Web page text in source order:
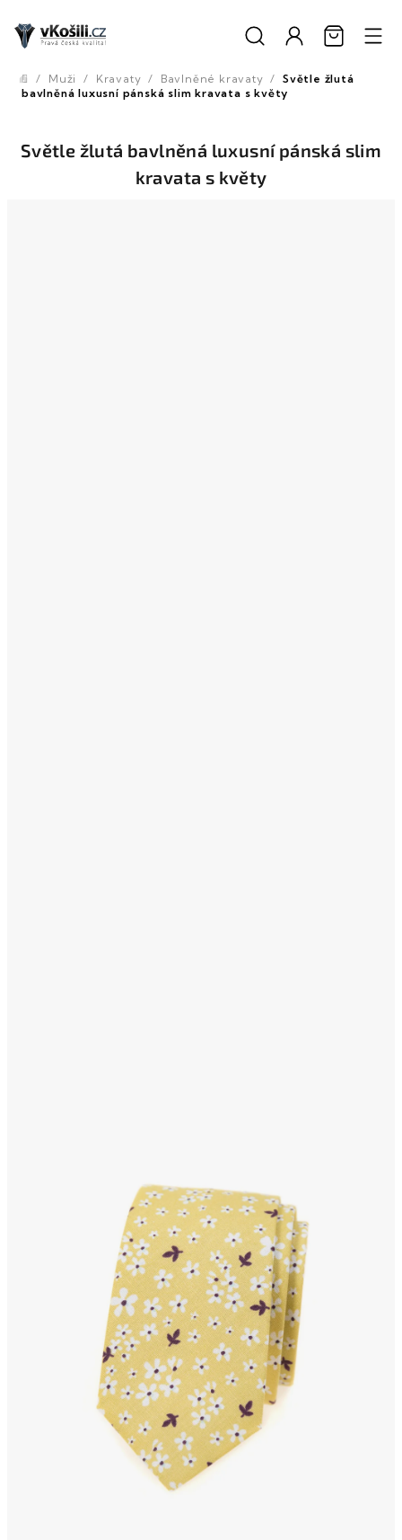
obsah
Domů
/ Muži / Kravaty / Bavlněné kravaty / Světle žlutá
bavlněná luxusní pánská slim kravata s květy
Světle žlutá bavlněná luxusní pánská slim
kravata s květy